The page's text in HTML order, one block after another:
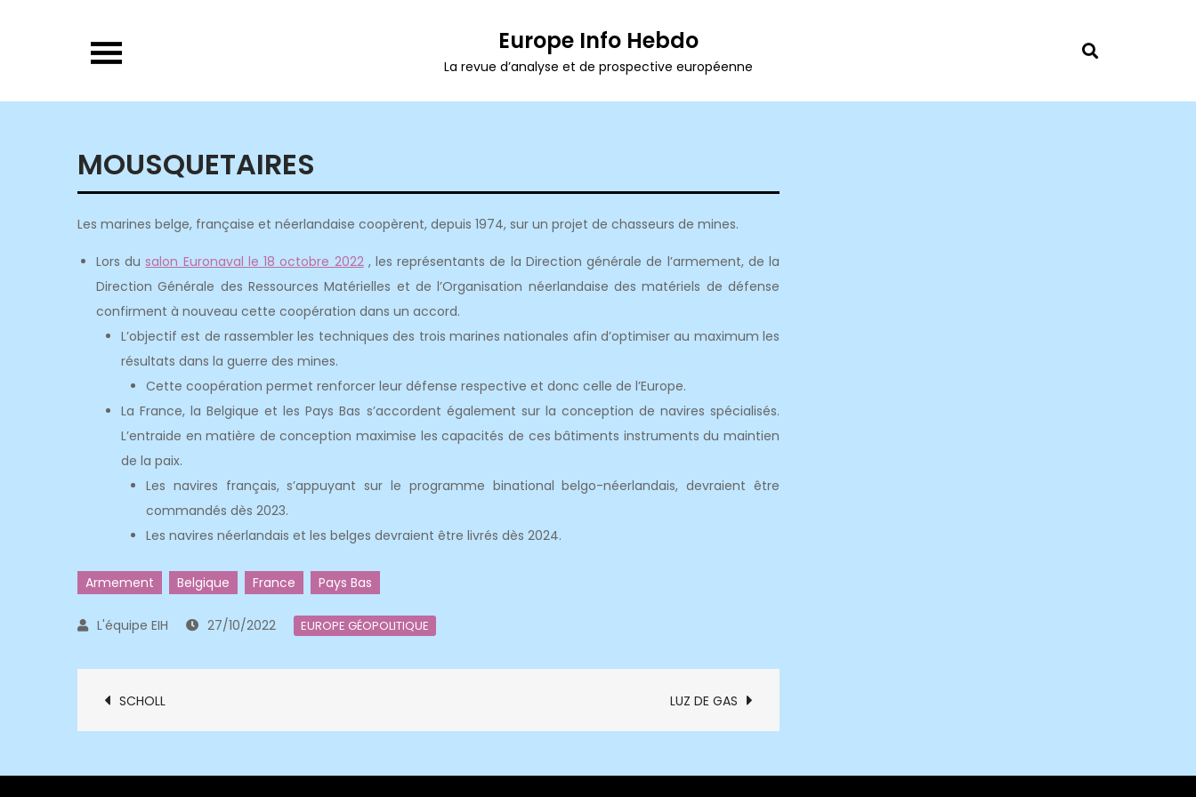
Europe Info Hebdo
La revue d’analyse et de prospective européenne
MOUSQUETAIRES
Les marines belge, française et néerlandaise coopèrent, depuis 1974, sur un projet de chasseurs de mines.
Lors du salon Euronaval le 18 octobre 2022, les représentants de la Direction générale de l’armement, de la
Direction Générale des Ressources Matérielles et de l’Organisation néerlandaise des matériels de défense
confirment à nouveau cette coopération dans un accord.
L’objectif est de rassembler les techniques des trois marines nationales afin d’optimiser au maximum les
résultats dans la guerre des mines.
Cette coopération permet renforcer leur défense respective et donc celle de l’Europe.
La France, la Belgique et les Pays Bas s’accordent également sur la conception de navires spécialisés.
L’entraide en matière de conception maximise les capacités de ces bâtiments instruments du maintien
de la paix.
Les navires français, s’appuyant sur le programme binational belgo-néerlandais, devraient être
commandés dès 2023.
Les navires néerlandais et les belges devraient être livrés dès 2024.
Armement Belgique France Pays Bas
27/10/2022 EUROPE GÉOPOLITIQUE
Navigation
SCHOLL LUZ DE GAS